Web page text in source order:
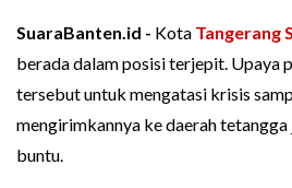
SuaraBanten.id - Kota Tangerang
berada dalam posisi terjepit. Upaya
tersebut untuk mengatasi krisis
mengirimkannya ke daerah
buntu.